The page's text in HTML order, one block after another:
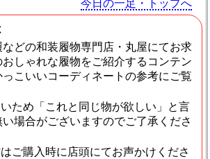
今日の一足・トップへ
どの和装履物専門店・丸屋にてお求
しゃれな履物をご紹介するコンテン
こいいコーディネートの参考にご覧
ため「これと同じ物が欲しい」と言
場合がございますのでご了承くださ
ご購入時に店頭にてお声かけくださ